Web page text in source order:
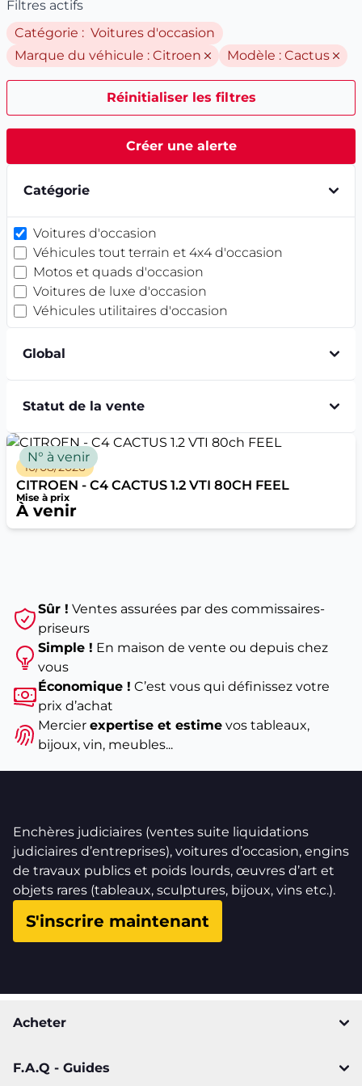
Filtres actifs
Catégorie : Voitures d'occasion
Marque du véhicule : Citroen Modèle : Cactus
Réinitialiser les filtres
Créer une alerte
Catégorie
Voitures d'occasion
Véhicules tout terrain et 4x4 d'occasion
Motos et quads d'occasion
Voitures de luxe d'occasion
Véhicules utilitaires d'occasion
Global
Statut de la vente
N° à venir
10/08/2026
CITROEN - C4 CACTUS 1.2 VTI 80CH FEEL
Mise à prix
À venir
Sûr ! Ventes assurées par des commissaires-
priseurs
Simple ! En maison de vente ou depuis chez
vous
Économique ! C’est vous qui définissez votre
prix d’achat
Mercier expertise et estimevos tableaux,
bijoux, vin, meubles...
Enchères judiciaires (ventes suite liquidations
judiciaires d’entreprises), voitures d’occasion, engins
de travaux publics et poids lourds, œuvres d’art et
objets rares (tableaux, sculptures, bijoux, vins etc.).
S'inscrire maintenant
Acheter
F.A.Q - Guides